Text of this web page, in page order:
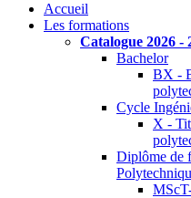
Accueil
Les formations
Catalogue 2026 -
Bachelor
BX -
Cycle
X -
Diplôme de